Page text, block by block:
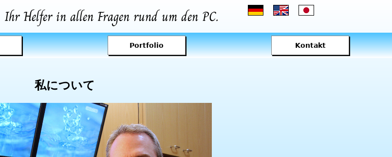
Ihr Helfer in allen Fragen rund um den PC.
Portfolio Kontakt
私について